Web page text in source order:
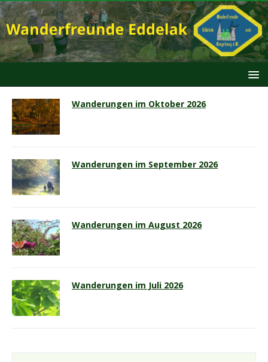
Wanderungen im Oktober 2026
Wanderungen im September 2026
Wanderungen im August 2026
Wanderungen im Juli 2026